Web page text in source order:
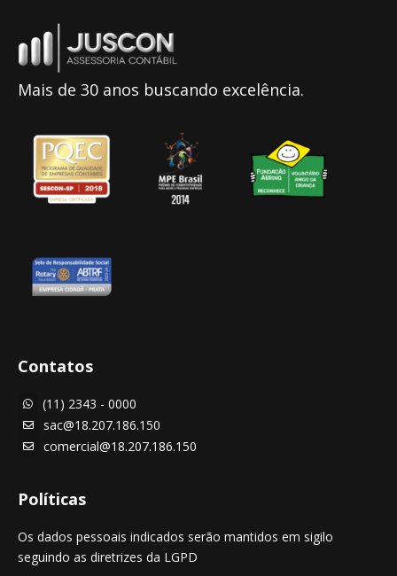
Mais de 30 anos buscando excelência.
Contatos
 (11) 2343 - 0000
 sac@18.207.186.150
 comercial@18.207.186.150
Políticas
Os dados pessoais indicados serão mantidos em sigilo
seguindo as diretrizes da LGPD